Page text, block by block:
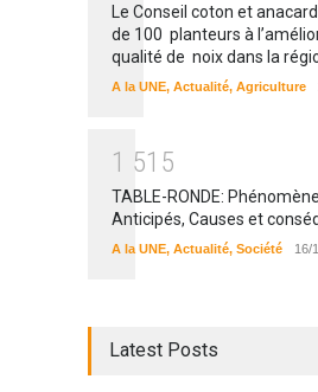
Le Conseil coton et
de 100 planteurs à
qualité de noix dans la
A la UNE, Actualité, Agriculture
1 51 5
TABLE-RONDE:
Anticipés, Causes et
A la UNE, Actualité, Société 16/
Latest Posts